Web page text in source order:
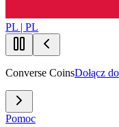
PL | PL
Converse CoinsDołącz
Pomoc